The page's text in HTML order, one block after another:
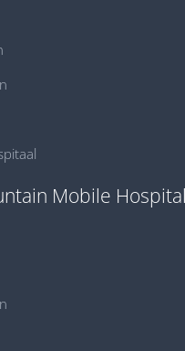
Mobile